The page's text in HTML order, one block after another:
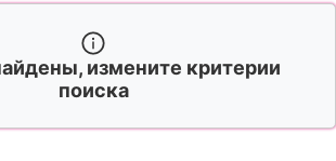
измените критерии
поиска